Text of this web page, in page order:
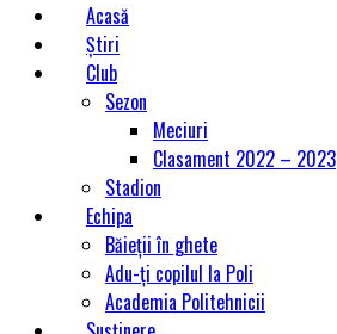
Acasă
Știri
Club
Sezon
Meciuri
Clasament 2022 – 2023
Stadion
Echipa
Băieții în ghete
Adu-ți copilul la Poli
Academia Politehnicii